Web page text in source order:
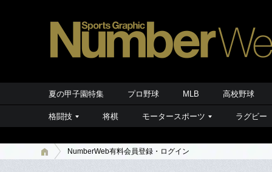
夏の甲子園特集 プロ野球 MLB 高校野球
格闘技 将棋 モータースポーツ ラグビー
NumberWeb有料会員登録・ログイン